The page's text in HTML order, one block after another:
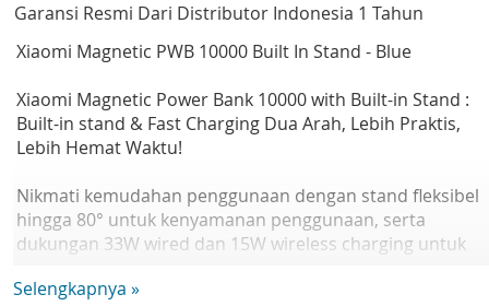
Garansi Resmi Dari Distributor Indonesia 1 Tahun
Xiaomi Magnetic PWB 10000 Built In Stand - Blue
Xiaomi Magnetic Power Bank 10000 with Built-in Stand :
Built-in stand & Fast Charging Dua Arah, Lebih Praktis,
Lebih Hemat Waktu!
Nikmati kemudahan penggunaan dengan stand fleksibel
hingga 80° untuk kenyamanan penggunaan, serta
dukungan 33W wired dan 15W wireless charging untuk
memungkinkan isi daya perangkat dan powerbank
Selengkapnya »